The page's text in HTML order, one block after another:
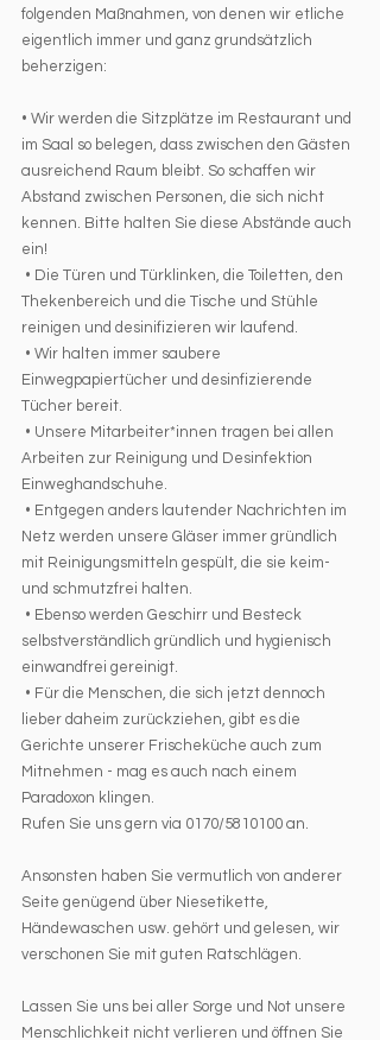
folgenden Maßnahmen, von denen wir etliche
eigentlich immer und ganz grundsätzlich
beherzigen:
• Wir werden die Sitzplätze im Restaurant und
im Saal so belegen, dass zwischen den Gästen
ausreichend Raum bleibt. So schaffen wir
Abstand zwischen Personen, die sich nicht
kennen. Bitte halten Sie diese Abstände auch
ein!
Thekenbereich und die Tische und Stühle
reinigen und desinifizieren wir laufend.
Einwegpapiertücher und desinfizierende
Tücher bereit.
Arbeiten zur Reinigung und Desinfektion
Einweghandschuhe.
Netz werden unsere Gläser immer gründlich
mit Reinigungsmitteln gespült, die sie keim-
und schmutzfrei halten.
selbstverständlich gründlich und hygienisch
einwandfrei gereinigt.
lieber daheim zurückziehen, gibt es die
Gerichte unserer Frischeküche auch zum
Mitnehmen - mag es auch nach einem
Paradoxon klingen.
Rufen Sie uns gern via 0170/5810100 an.
Ansonsten haben Sie vermutlich von anderer
Seite genügend über Niesetikette,
Händewaschen usw. gehört und gelesen, wir
verschonen Sie mit guten Ratschlägen.
Lassen Sie uns bei aller Sorge und Not unsere
Menschlichkeit nicht verlieren und öffnen Sie